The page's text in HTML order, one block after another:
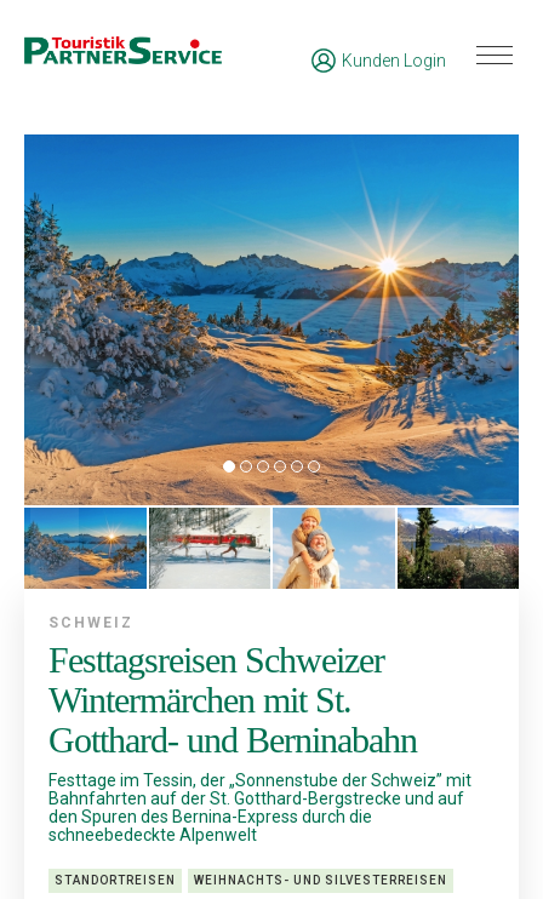
Kunden Login
SCHWEIZ
Festtagsreisen Schweizer
Wintermärchen mit St.
Gotthard- und Berninabahn
Festtage im Tessin, der „Sonnenstube der Schweiz” mit
Bahnfahrten auf der St. Gotthard-Bergstrecke und auf
den Spuren des Bernina-Express durch die
schneebedeckte Alpenwelt
STANDORTREISEN WEIHNACHTS- UND SILVESTERREISEN